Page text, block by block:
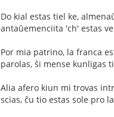
Do kial estas tiel ke,
antaŭemenciita 'ch' estas
Por mia patrino, la franca
parolas, ŝi mense kunligas
Alia afero kiun mi trovas
scias, ĉu tio estas sole pro